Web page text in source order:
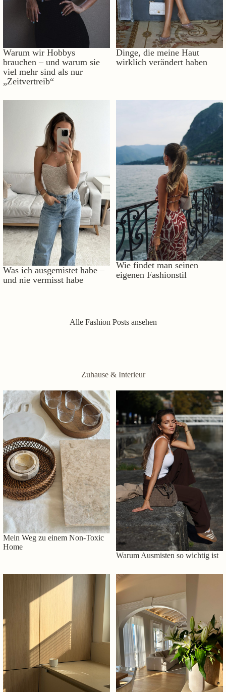
Warum wir Hobbys
brauchen – und warum sie
viel mehr sind als nur
„Zeitvertreib“
Dinge, die meine Haut
wirklich verändert haben
Was ich ausgemistet habe –
und nie vermisst habe
Wie findet man seinen
eigenen Fashionstil
Alle Fashion Posts ansehen
Zuhause & Interieur
Mein Weg zu einem Non-Toxic
Home
Warum Ausmisten so wichtig ist